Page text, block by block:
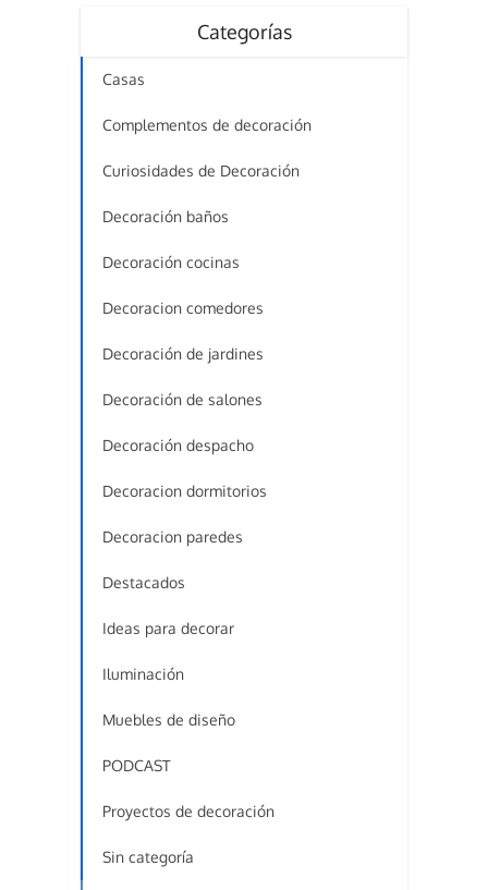
Categorías
Casas
Complementos de decoración
Curiosidades de Decoración
Decoración baños
Decoración cocinas
Decoracion comedores
Decoración de jardines
Decoración de salones
Decoración despacho
Decoracion dormitorios
Decoracion paredes
Destacados
Ideas para decorar
Iluminación
Muebles de diseño
PODCAST
Proyectos de decoración
Sin categoría